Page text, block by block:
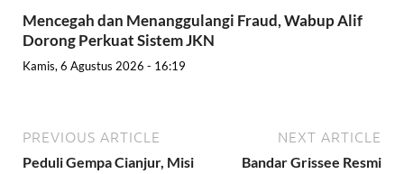
Mencegah dan Menanggulangi Fraud, Wabup Alif
Dorong Perkuat Sistem JKN
Kamis, 6 Agustus 2026 - 16:19
PREVIOUS ARTICLE
Peduli Gempa Cianjur, Misi
NEXT ARTICLE
Bandar Grissee Resmi